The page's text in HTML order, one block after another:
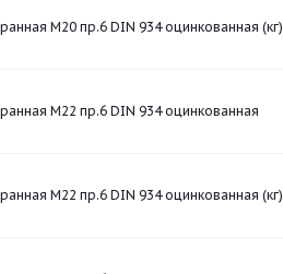
М20 пр.6 DIN 934 оцинкованная (кг)
М22 пр.6 DIN 934 оцинкованная
М22 пр.6 DIN 934 оцинкованная (кг)